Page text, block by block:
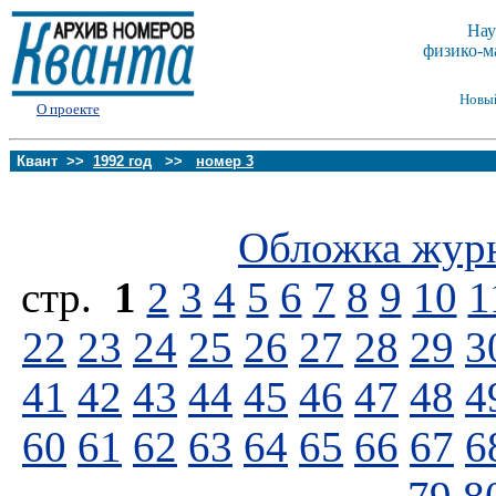
О проекте
физико-
Квант >> 1992 год >> номер 3
Обложка
стp. 1 2 3 4 5 6 7 8 9 10
22 23 24 25 26 27 28 29
41 42 43 44 45 46 47 48
60 61 62 63 64 65 66 67